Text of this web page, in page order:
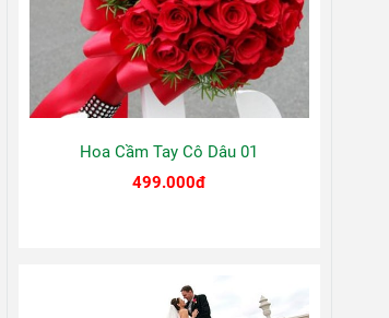
Hoa Cầm Tay Cô Dâu 01
499.000đ